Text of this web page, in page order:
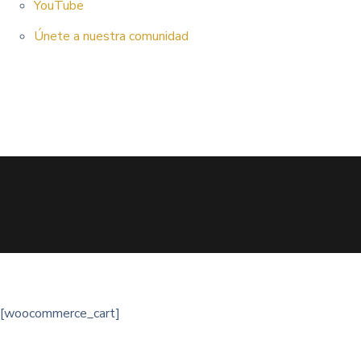
YouTube
Únete a nuestra comunidad
[woocommerce_cart]